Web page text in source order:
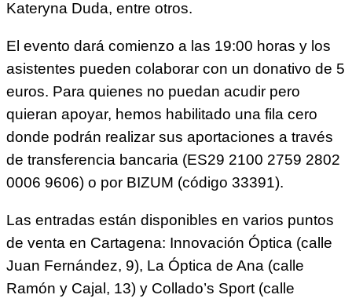
Kateryna Duda, entre otros.
El evento dará comienzo a las 19:00 horas y los
asistentes pueden colaborar con un donativo de 5
euros. Para quienes no puedan acudir pero
quieran apoyar, hemos habilitado una fila cero
donde podrán realizar sus aportaciones a través
de transferencia bancaria (ES29 2100 2759 2802
0006 9606) o por BIZUM (código 33391).
Las entradas están disponibles en varios puntos
de venta en Cartagena: Innovación Óptica (calle
Juan Fernández, 9), La Óptica de Ana (calle
Ramón y Cajal, 13) y Collado’s Sport (calle